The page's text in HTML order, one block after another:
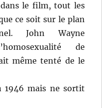
le film, tout les
ce soit sur le plan
John Wayne
de
même tenté de le
mais ne sortit